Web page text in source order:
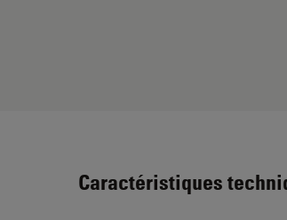
Caractéristiques